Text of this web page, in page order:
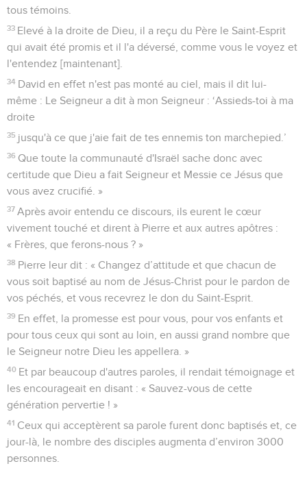
tous témoins.
33 Elevé à la droite de Dieu, il a reçu du Père le Saint-Esprit
qui avait été promis et il l'a déversé, comme vous le voyez et
l'entendez [maintenant].
34 David en effet n'est pas monté au ciel, mais il dit lui-
même : Le Seigneur a dit à mon Seigneur : ‘Assieds-toi à ma
droite
35 jusqu'à ce que j'aie fait de tes ennemis ton marchepied.’
36 Que toute la communauté d'Israël sache donc avec
certitude que Dieu a fait Seigneur et Messie ce Jésus que
vous avez crucifié. »
37 Après avoir entendu ce discours, ils eurent le cœur
vivement touché et dirent à Pierre et aux autres apôtres :
« Frères, que ferons-nous ? »
38 Pierre leur dit : « Changez d’attitude et que chacun de
vous soit baptisé au nom de Jésus-Christ pour le pardon de
vos péchés, et vous recevrez le don du Saint-Esprit.
39 En effet, la promesse est pour vous, pour vos enfants et
pour tous ceux qui sont au loin, en aussi grand nombre que
le Seigneur notre Dieu les appellera. »
40 Et par beaucoup d'autres paroles, il rendait témoignage et
les encourageait en disant : « Sauvez-vous de cette
génération pervertie ! »
41 Ceux qui acceptèrent sa parole furent donc baptisés et, ce
jour-là, le nombre des disciples augmenta d’environ 3000
personnes.